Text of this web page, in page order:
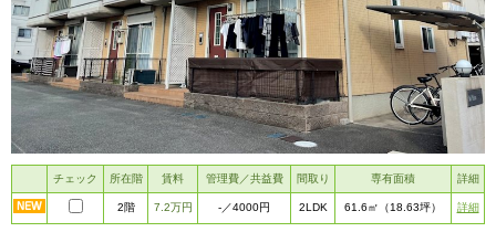
チェック 所在階 賃料 管理費／共益費 間取り 専有面積 詳細
2階 7.2万円 -／4000円 2LDK 61.6㎡ （18.63坪） 詳細